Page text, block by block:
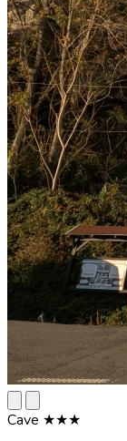
Cave ★★★